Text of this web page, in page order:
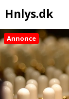
Hnlys.dk
Skip
content
Annonce